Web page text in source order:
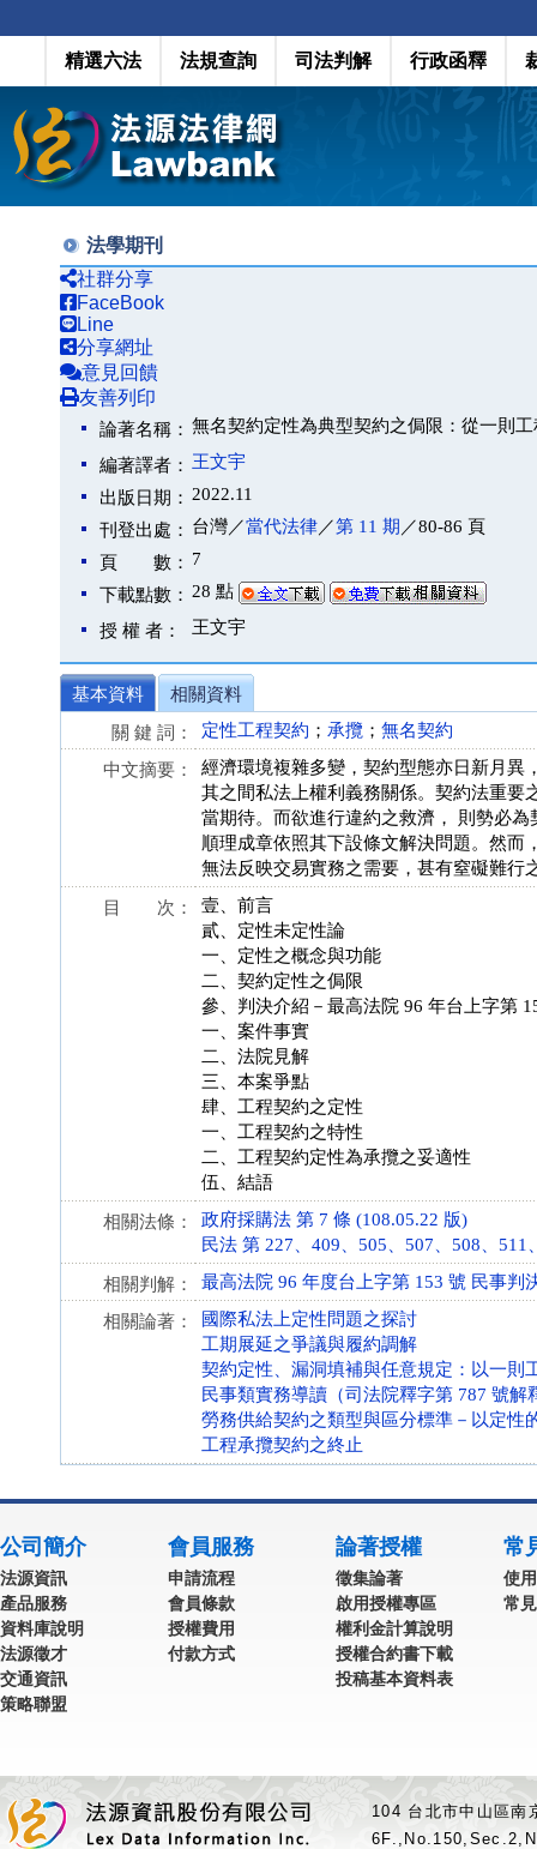
精選六法 法規查詢 司法判解 行政函釋
法學期刊
社群分享
FaceBook
Line
分享網址
意見回饋
友善列印
論著名稱： 無名契約定性為典型契約之侷限：從一則
編著譯者： 王文宇
出版日期： 2022.11
刊登出處： 台灣／當代法律／第 11 期 ／80-86 頁
頁 數： 7
下載點數： 28 點
授 權 者： 王文宇
基本資料
相關資料
關 鍵 詞：
定性工程契約 ； 承攬 ； 無名契約
中文摘要：
經濟環境複雜多變，契約型態亦日新月異
其之間私法上權利義務關係。契約法重要
當期待。而欲進行違約之救濟， 則勢必
順理成章依照其下設條文解決問題。然而
無法反映交易實務之需要，甚有窒礙難行
目 次：
壹、前言
貳、定性未定性論
一、定性之概念與功能
二、契約定性之侷限
參、判決介紹－最高法院 96 年台上字第
一、案件事實
二、法院見解
三、本案爭點
肆、工程契約之定性
一、工程契約之特性
二、工程契約定性為承攬之妥適性
伍、結語
相關法條：
政府採購法 第 7 條 (108.05.22 版)
民法 第 227、409、505、507、508、511
相關判解： 最高法院 96 年度台上字第 153 號 民事判
相關論著：
國際私法上定性問題之探討
工期展延之爭議與履約調解
契約定性、漏洞填補與任意規定：以一則
民事類實務導讀（司法院釋字第 787 號
勞務供給契約之類型與區分標準－以定性
工程承攬契約之終止
公司簡介
法源資訊
產品服務
資料庫說明
法源徵才
交通資訊
策略聯盟
會員服務
申請流程
會員條款
授權費用
付款方式
論著授權
徵集論著
啟用授權專區
權利金計算說明
授權合約書下載
投稿基本資料表
常
使
常
104 台北市中山區